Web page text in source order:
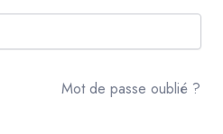
Mot de passe oublié ?